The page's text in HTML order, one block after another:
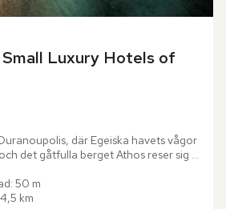
Small Luxury Hotels of
där Egeiska havets vågor
det gåtfulla berget Athos reser sig
Eagles Palace, Small...
50 m
km